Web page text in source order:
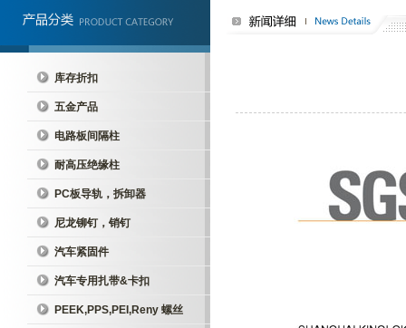
库存折扣
五金产品
电路板间隔柱
耐高压绝缘柱
PC板导轨，拆卸器
尼龙铆钉，销钉
汽车紧固件
汽车专用扎带&卡扣
PEEK,PPS,PEI,Reny 螺丝